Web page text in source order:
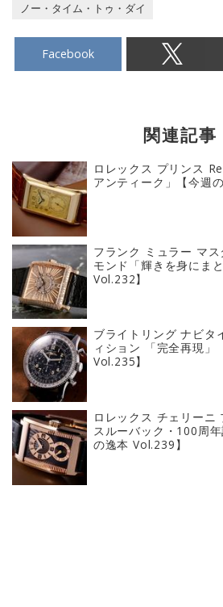
ノー・タイム・トゥ・ダイ
Facebook
関連記事
ロレックス プリンス
アンティーク」【今週
フランク ミュラー マスター スクエア ダイヤ
モンド「輝きを身にま
Vol.232】
ブライトリング ナビ
ィション 「完全再現」
Vol.235】
ロレックス チェリーニ
スルーバック・100周
の逸本 Vol.239】